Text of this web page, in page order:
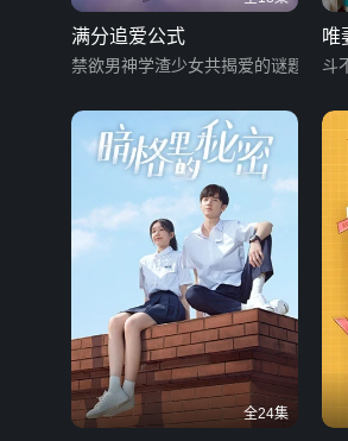
满分追爱公式
禁欲男神学渣少女共揭爱的谜题
唯
斗
全24集